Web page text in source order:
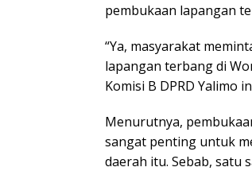
pembukaan lapangan
“Ya, masyarakat
lapangan terbang di
Komisi B DPRD Yalimo
Menurutnya,
sangat penting untuk
daerah itu. Sebab, satu